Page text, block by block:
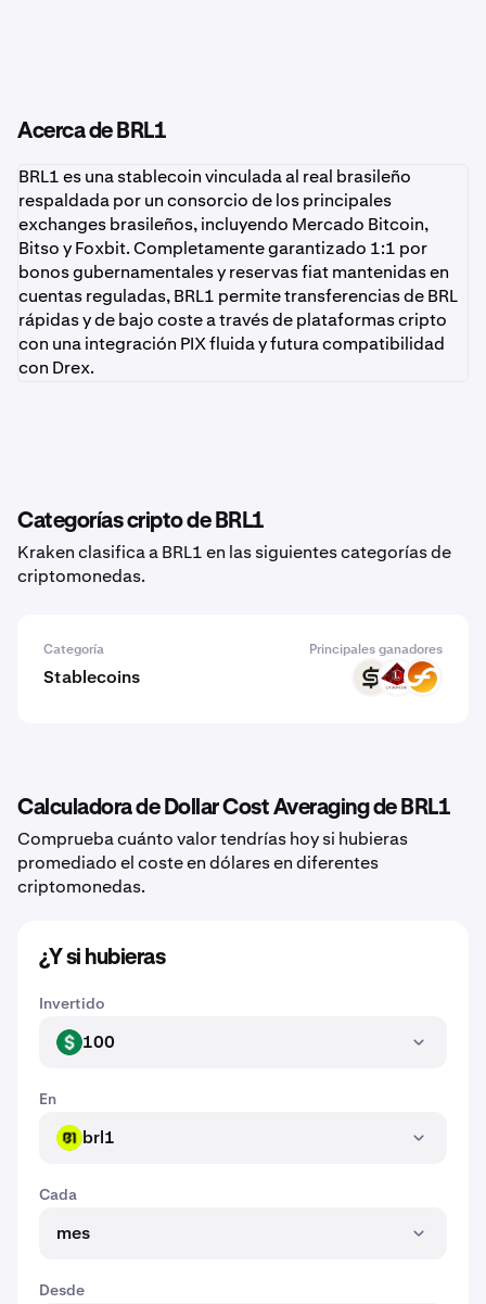
Acerca de BRL1
BRL1 es una stablecoin vinculada al real brasileño
respaldada por un consorcio de los principales
exchanges brasileños, incluyendo Mercado Bitcoin,
Bitso y Foxbit. Completamente garantizado 1:1 por
bonos gubernamentales y reservas fiat mantenidas en
cuentas reguladas, BRL1 permite transferencias de BRL
rápidas y de bajo coste a través de plataformas cripto
con una integración PIX fluida y futura compatibilidad
con Drex.
Categorías cripto de BRL1
Kraken clasifica a BRL1 en las siguientes categorías de
criptomonedas.
Categoría Principales ganadores
Stablecoins CASH USAD RUSD
Calculadora de Dollar Cost Averaging de BRL1
Comprueba cuánto valor tendrías hoy si hubieras
promediado el coste en dólares en diferentes
criptomonedas.
¿Y si hubieras
Invertido
USD 100
En
BRL1 brl1
Cada
mes
Desde